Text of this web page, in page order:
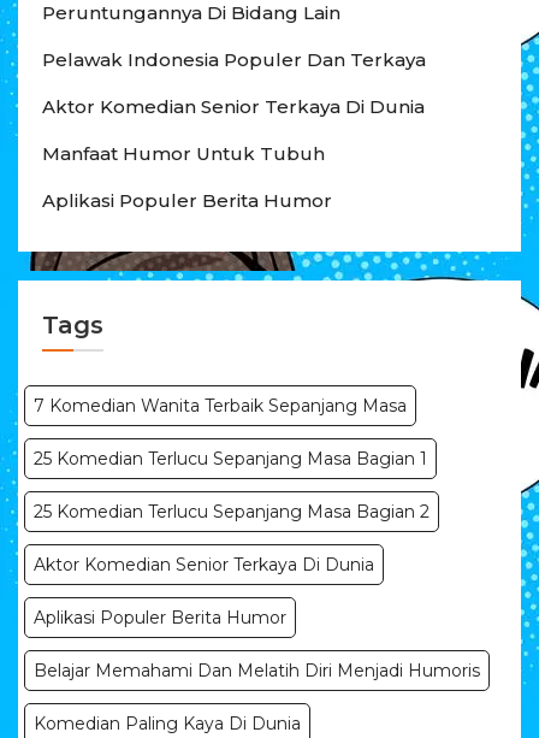
Peruntungannya Di Bidang Lain
Pelawak Indonesia Populer Dan Terkaya
Aktor Komedian Senior Terkaya Di Dunia
Manfaat Humor Untuk Tubuh
Aplikasi Populer Berita Humor
Tags
7 Komedian Wanita Terbaik Sepanjang Masa
25 Komedian Terlucu Sepanjang Masa Bagian 1
25 Komedian Terlucu Sepanjang Masa Bagian 2
Aktor Komedian Senior Terkaya Di Dunia
Aplikasi Populer Berita Humor
Belajar Memahami Dan Melatih Diri Menjadi Humoris
Komedian Paling Kaya Di Dunia